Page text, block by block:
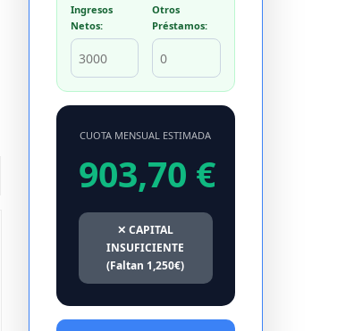
Ingresos
Netos:
Otros
Préstamos:
CUOTA MENSUAL ESTIMADA
903,70 €
✕ CAPITAL
INSUFICIENTE
(Faltan 1,250€)